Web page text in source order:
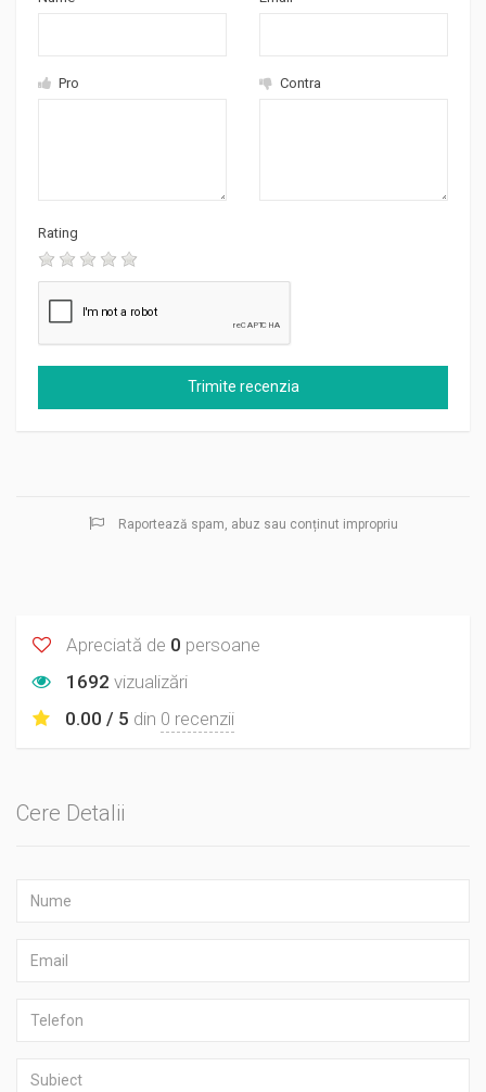
Pro Contra
Rating
Raportează spam, abuz sau conținut impropriu
Apreciată de 0 persoane
1692 vizualizări
0.00 / 5 din 0 recenzii
Cere Detalii